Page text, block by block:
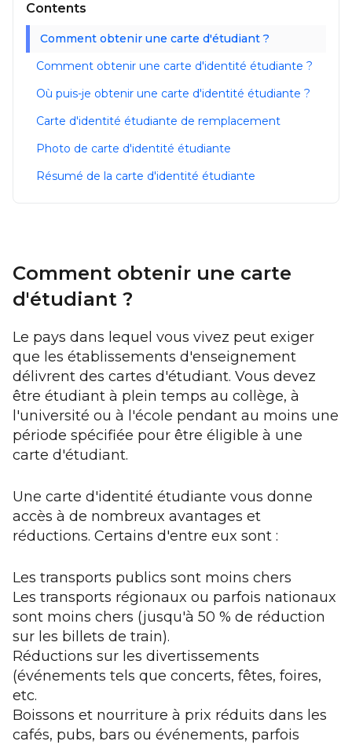
Contents
Comment obtenir une carte d'étudiant ?
Comment obtenir une carte d'identité étudiante ?
Où puis-je obtenir une carte d'identité étudiante ?
Carte d'identité étudiante de remplacement
Photo de carte d'identité étudiante
Résumé de la carte d'identité étudiante
Comment obtenir une carte
d'étudiant ?
Le pays dans lequel vous vivez peut exiger
que les établissements d'enseignement
délivrent des cartes d'étudiant. Vous devez
être étudiant à plein temps au collège, à
l'université ou à l'école pendant au moins une
période spécifiée pour être éligible à une
carte d'étudiant.
Une carte d'identité étudiante vous donne
accès à de nombreux avantages et
réductions. Certains d'entre eux sont :
Les transports publics sont moins chers
Les transports régionaux ou parfois nationaux
sont moins chers (jusqu'à 50 % de réduction
sur les billets de train).
Réductions sur les divertissements
(événements tels que concerts, fêtes, foires,
etc.
Boissons et nourriture à prix réduits dans les
cafés, pubs, bars ou événements, parfois